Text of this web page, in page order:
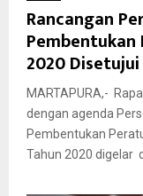
Rancangan
2020 Disetujui
MARTAPURA,-
dengan agenda
Pembentukan
Tahun 2020 digelar